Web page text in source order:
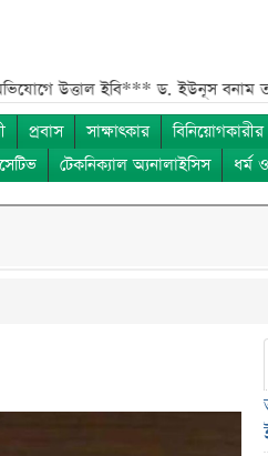
ইবি*** ড. ইউনূস বনাম তারেক
প্রবাস সাক্ষাৎকার
টেকনিক্যাল অ্যনালাইসিস ধর্ম